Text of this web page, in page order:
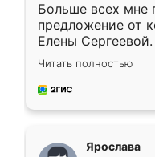
Больше всех мне
предложение от
Елены
короткие сроки
для замера
предложил по
Читать полностью
Ярослава